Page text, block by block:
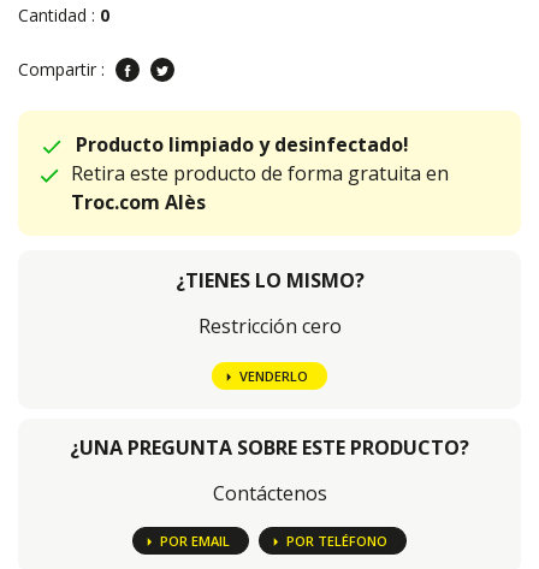
Cantidad : 0
Compartir :
Producto limpiado y desinfectado!
Retira este producto de forma gratuita en
Troc.com Alès
¿TIENES LO MISMO?
Restricción cero
VENDERLO
¿UNA PREGUNTA SOBRE ESTE PRODUCTO?
Contáctenos
POR EMAIL POR TELÉFONO